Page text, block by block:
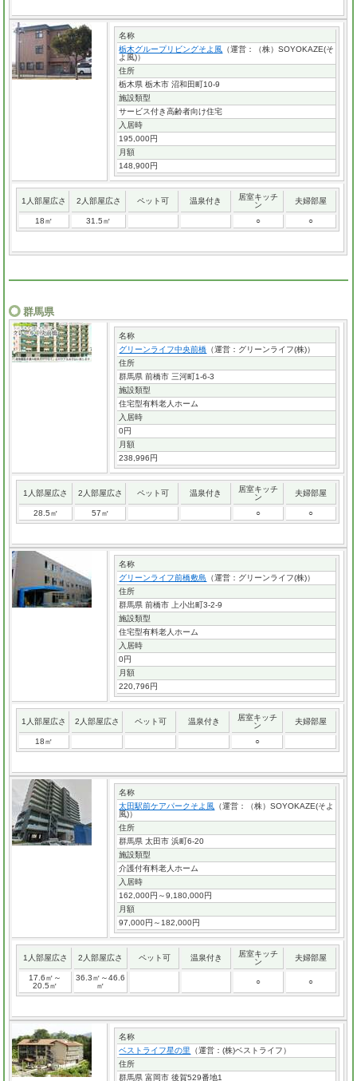
名称
栃木グループリビングそよ風
（運営：（株）SOYOKAZE(そ
よ風)）
住所
栃木県 栃木市 沼和田町10-9
施設類型
サービス付き高齢者向け住宅
入居時
195,000円
月額
148,900円
1人部屋広さ 2人部屋広さ ペット可 温泉付き
居室キッチ
ン
夫婦部屋
18㎡ 31.5㎡ ○ ○
群馬県
名称
グリーンライフ中央前橋 （運営：グリーンライフ(株)）
住所
群馬県 前橋市 三河町1-6-3
施設類型
住宅型有料老人ホーム
入居時
0円
月額
238,996円
1人部屋広さ 2人部屋広さ ペット可 温泉付き
居室キッチ
ン
夫婦部屋
28.5㎡ 57㎡ ○ ○
名称
グリーンライフ前橋敷島
（運営：グリーンライフ(株)）
住所
群馬県 前橋市 上小出町3-2-9
施設類型
住宅型有料老人ホーム
入居時
0円
月額
220,796円
1人部屋広さ 2人部屋広さ ペット可 温泉付き
居室キッチ
ン
夫婦部屋
18㎡ ○
名称
太田駅前ケアパークそよ風
（運営：（株）SOYOKAZE(そよ
風)）
住所
群馬県 太田市 浜町6-20
施設類型
介護付有料老人ホーム
入居時
162,000円～9,180,000円
月額
97,000円～182,000円
1人部屋広さ 2人部屋広さ ペット可 温泉付き
居室キッチ
ン
夫婦部屋
17.6㎡～
20.5㎡
36.3㎡～46.6
㎡
○ ○
名称
ベストライフ星の里
（運営：(株)ベストライフ）
住所
群馬県 富岡市 後賀529番地1